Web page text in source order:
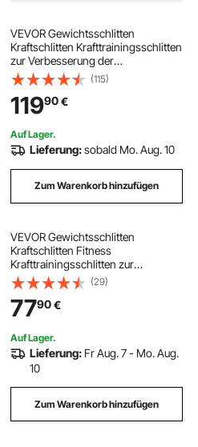
VEVOR Gewichtsschlitten
Kraftschlitten Krafttrainingsschlitten
zur Verbesserung der
Geschwindigkeit bei sportlichen
Übungen, Fitnessgerät mit Griff,
kompatibel mit 25/51 mm
Gewichtsscheiben Schwarz
(115)
11990€
Auf Lager.
Lieferung:sobald Mo. Aug. 10
Zum Warenkorb hinzufügen
VEVOR Gewichtsschlitten
Kraftschlitten Fitness
Krafttrainingsschlitten zur
Verbesserung der Geschwindigkeit
bei sportlichen Übungen,
Fitnessgerät mit Griff, kompatibel
mit 25/51 mm Gewichtsscheiben
(29)
7790€
Auf Lager.
Lieferung: Fr Aug. 7 - Mo. Aug.
10
Zum Warenkorb hinzufügen